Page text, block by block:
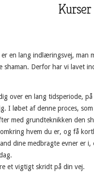
er en lang indlæringsvej, man
shaman. Derfor har vi lavet
over en lang tidsperiode,
I løbet af denne proces,
med grundteknikken den
hvem du er, og få
dine medbragte evner er
et vigtigt skridt på din vej.